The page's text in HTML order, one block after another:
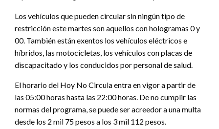
Los vehículos que pueden circular sin ningún tipo de
restricción este martes son aquellos con hologramas 0 y
00. También están exentos los vehículos eléctricos e
híbridos, las motocicletas, los vehículos con placas de
discapacitado y los conducidos por personal de salud.
El horario del Hoy No Circula entra en vigor a partir de
las 05:00 horas hasta las 22:00 horas. De no cumplir las
normas del programa, se puede ser acreedor a una multa
desde los 2 mil 75 pesos a los 3 mil 112 pesos.